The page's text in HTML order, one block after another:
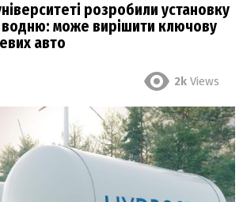
розробили установку
водню: може вирішити ключову
авто
2k Views